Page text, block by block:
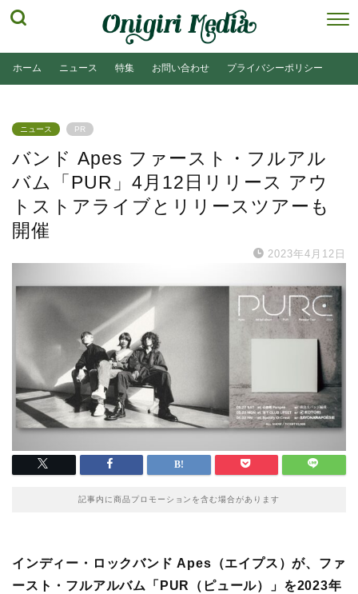
ホーム ニュース 特集 お問い合わせ プライバシーポリシー
ニュース PR
バンド Apes ファースト・フルアル
バム「PUR」4月12日リリース アウ
トストアライブとリリースツアーも
開催
2023年4月12日
記事内に商品プロモーションを含む場合があります
インディー・ロックバンド Apes（エイプス）が、ファ
ースト・フルアルバム「PUR（ピュール）」を2023年